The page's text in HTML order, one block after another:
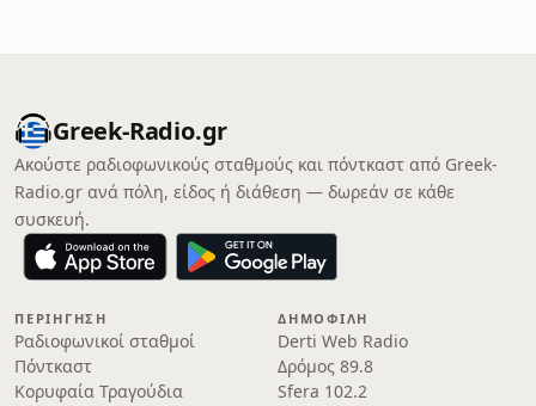
Greek-Radio.gr
Ακούστε ραδιοφωνικούς σταθμούς και πόντκαστ από Greek-
Radio.gr ανά πόλη, είδος ή διάθεση — δωρεάν σε κάθε
συσκευή.
ΠΕΡΙΉΓΗΣΗ
Ραδιοφωνικοί σταθμοί
Πόντκαστ
Κορυφαία Τραγούδια
ΔΗΜΟΦΙΛΉ
Derti Web Radio
Δρόμος 89.8
Sfera 102.2